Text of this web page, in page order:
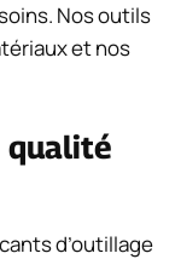
Nos outils
et nos
qualité
d’outillage